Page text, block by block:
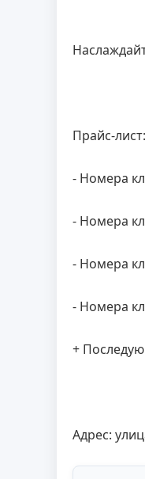
Прайс-лист:
- Номера
- Номера
- Номера
- Номера
+
Адрес: